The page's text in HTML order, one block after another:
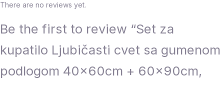
There are no reviews yet.
Be the first to review “Set za
kupatilo Ljubičasti cvet sa gumenom
podlogom 40x60cm + 60x90cm,